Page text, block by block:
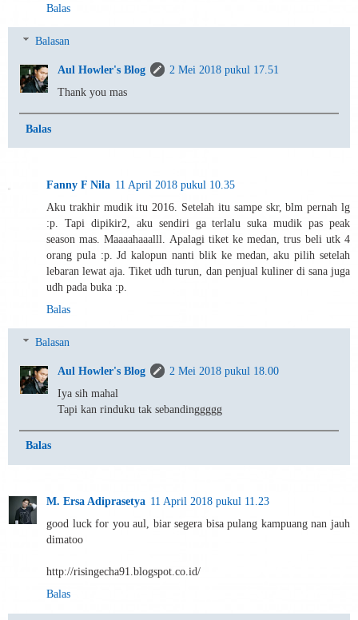
Balas
Balasan
Aul Howler's Blog
2 Mei 2018 pukul 17.51
Thank you mas
Balas
Fanny F Nila 11 April 2018 pukul 10.35
Aku trakhir mudik itu 2016. Setelah itu sampe skr, blm pernah lg
:p. Tapi dipikir2, aku sendiri ga terlalu suka mudik pas peak
season mas. Maaaahaaalll. Apalagi tiket ke medan, trus beli utk 4
orang pula :p. Jd kalopun nanti blik ke medan, aku pilih setelah
lebaran lewat aja. Tiket udh turun, dan penjual kuliner di sana juga
udh pada buka :p.
Balas
Balasan
Aul Howler's Blog
2 Mei 2018 pukul 18.00
Iya sih mahal
Tapi kan rinduku tak sebandinggggg
Balas
M. Ersa Adiprasetya 11 April 2018 pukul 11.23
good luck for you aul, biar segera bisa pulang kampuang nan jauh
dimatoo
http://risingecha91.blogspot.co.id/
Balas